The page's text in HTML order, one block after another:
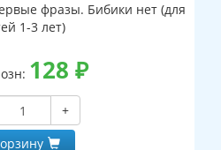
фразы. Бибики нет (для
1-3 лет)
128 ₽
+